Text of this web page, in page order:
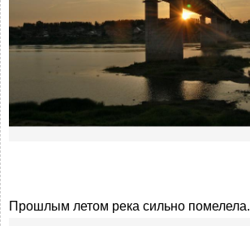
Прошлым летом река сильно помелела.